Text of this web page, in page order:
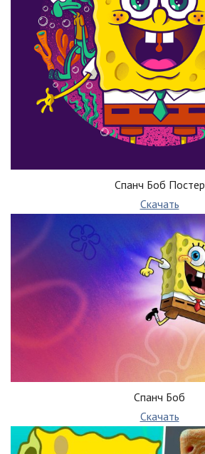
Спанч Боб Постер
Скачать
Спанч Боб
Скачать